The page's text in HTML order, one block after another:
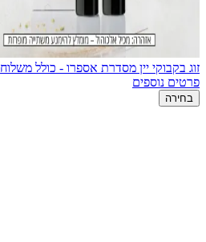
זוג בקבוקי יין מסדרת אספרו - כולל משלוח
פרטים נוספים
בחירה